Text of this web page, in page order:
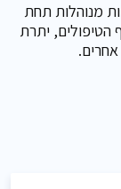
מנוהלות תחת
הטיפולים, יתרת